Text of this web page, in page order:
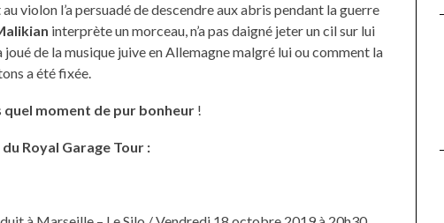
violon l’a persuadé de descendre aux abris pendant la guerre
interprète un morceau, n’a pas daigné jeter un cil sur lui
de la musique juive en Allemagne malgré lui ou comment la
a été fixée.
quel moment de pur bonheur !
Royal Garage Tour :